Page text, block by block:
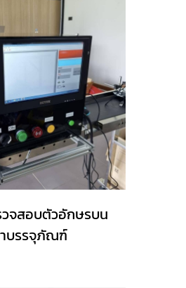
วจสอบตัวอักษรบน
บรรจุภัณฑ์